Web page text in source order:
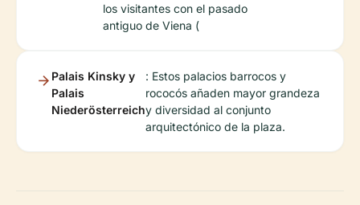
los visitantes con el pasado
antiguo de Viena (
Palais Kinsky y
Palais
Niederösterreich
: Estos palacios barrocos y
rococós añaden mayor grandeza
y diversidad al conjunto
arquitectónico de la plaza.